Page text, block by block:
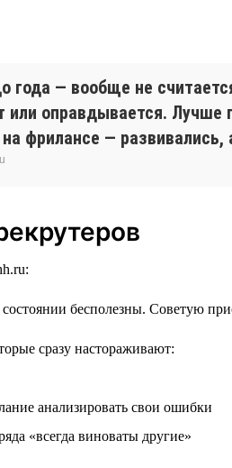
года — вообще не
или оправдывается.
фрилансе —
бесполезны. Советую
сразу настораживают:
анализировать свои ошибки
«всегда виноваты другие»